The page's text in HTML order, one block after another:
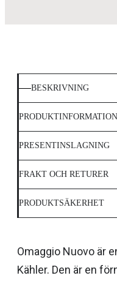
BESKRIVNING
PRODUKTINFORMATION
PRESENTINSLAGNING
FRAKT OCH RETURER
PRODUKTSÄKERHET
Omaggio Nuovo är
Kähler. Den är en